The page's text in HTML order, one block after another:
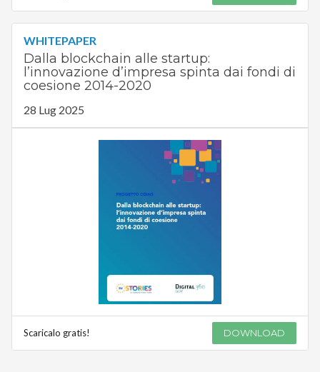
WHITEPAPER
Dalla blockchain alle startup:
l’innovazione d’impresa spinta dai fondi di
coesione 2014-2020
28 Lug 2025
Scaricalo gratis! DOWNLOAD